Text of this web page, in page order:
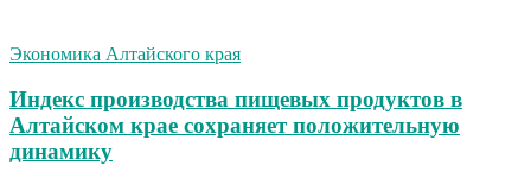
Экономика Алтайского края
Индекс производства пищевых продуктов в
Алтайском крае сохраняет положительную
динамику